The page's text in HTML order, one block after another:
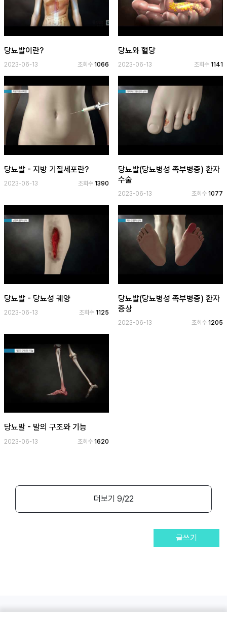
멤
버
과
정
게
시
판
모
아
보
기
로
그
하
(current)
당뇨발이란?
2023-06-13 조회수1066
당뇨와 혈당
2023-06-13 조회수 1141
당뇨발 - 지방 기질세포란?
2023-06-13 조회수1390
당뇨발(당뇨병성 족부병증) 환자
수술
2023-06-13 조회수 1077
당뇨발 - 당뇨성 궤양
2023-06-13 조회수1125
당뇨발(당뇨병성 족부병증) 환자
증상
2023-06-13 조회수 1205
당뇨발 - 발의 구조와 기능
2023-06-13 조회수1620
더보기 9/22
글쓰기